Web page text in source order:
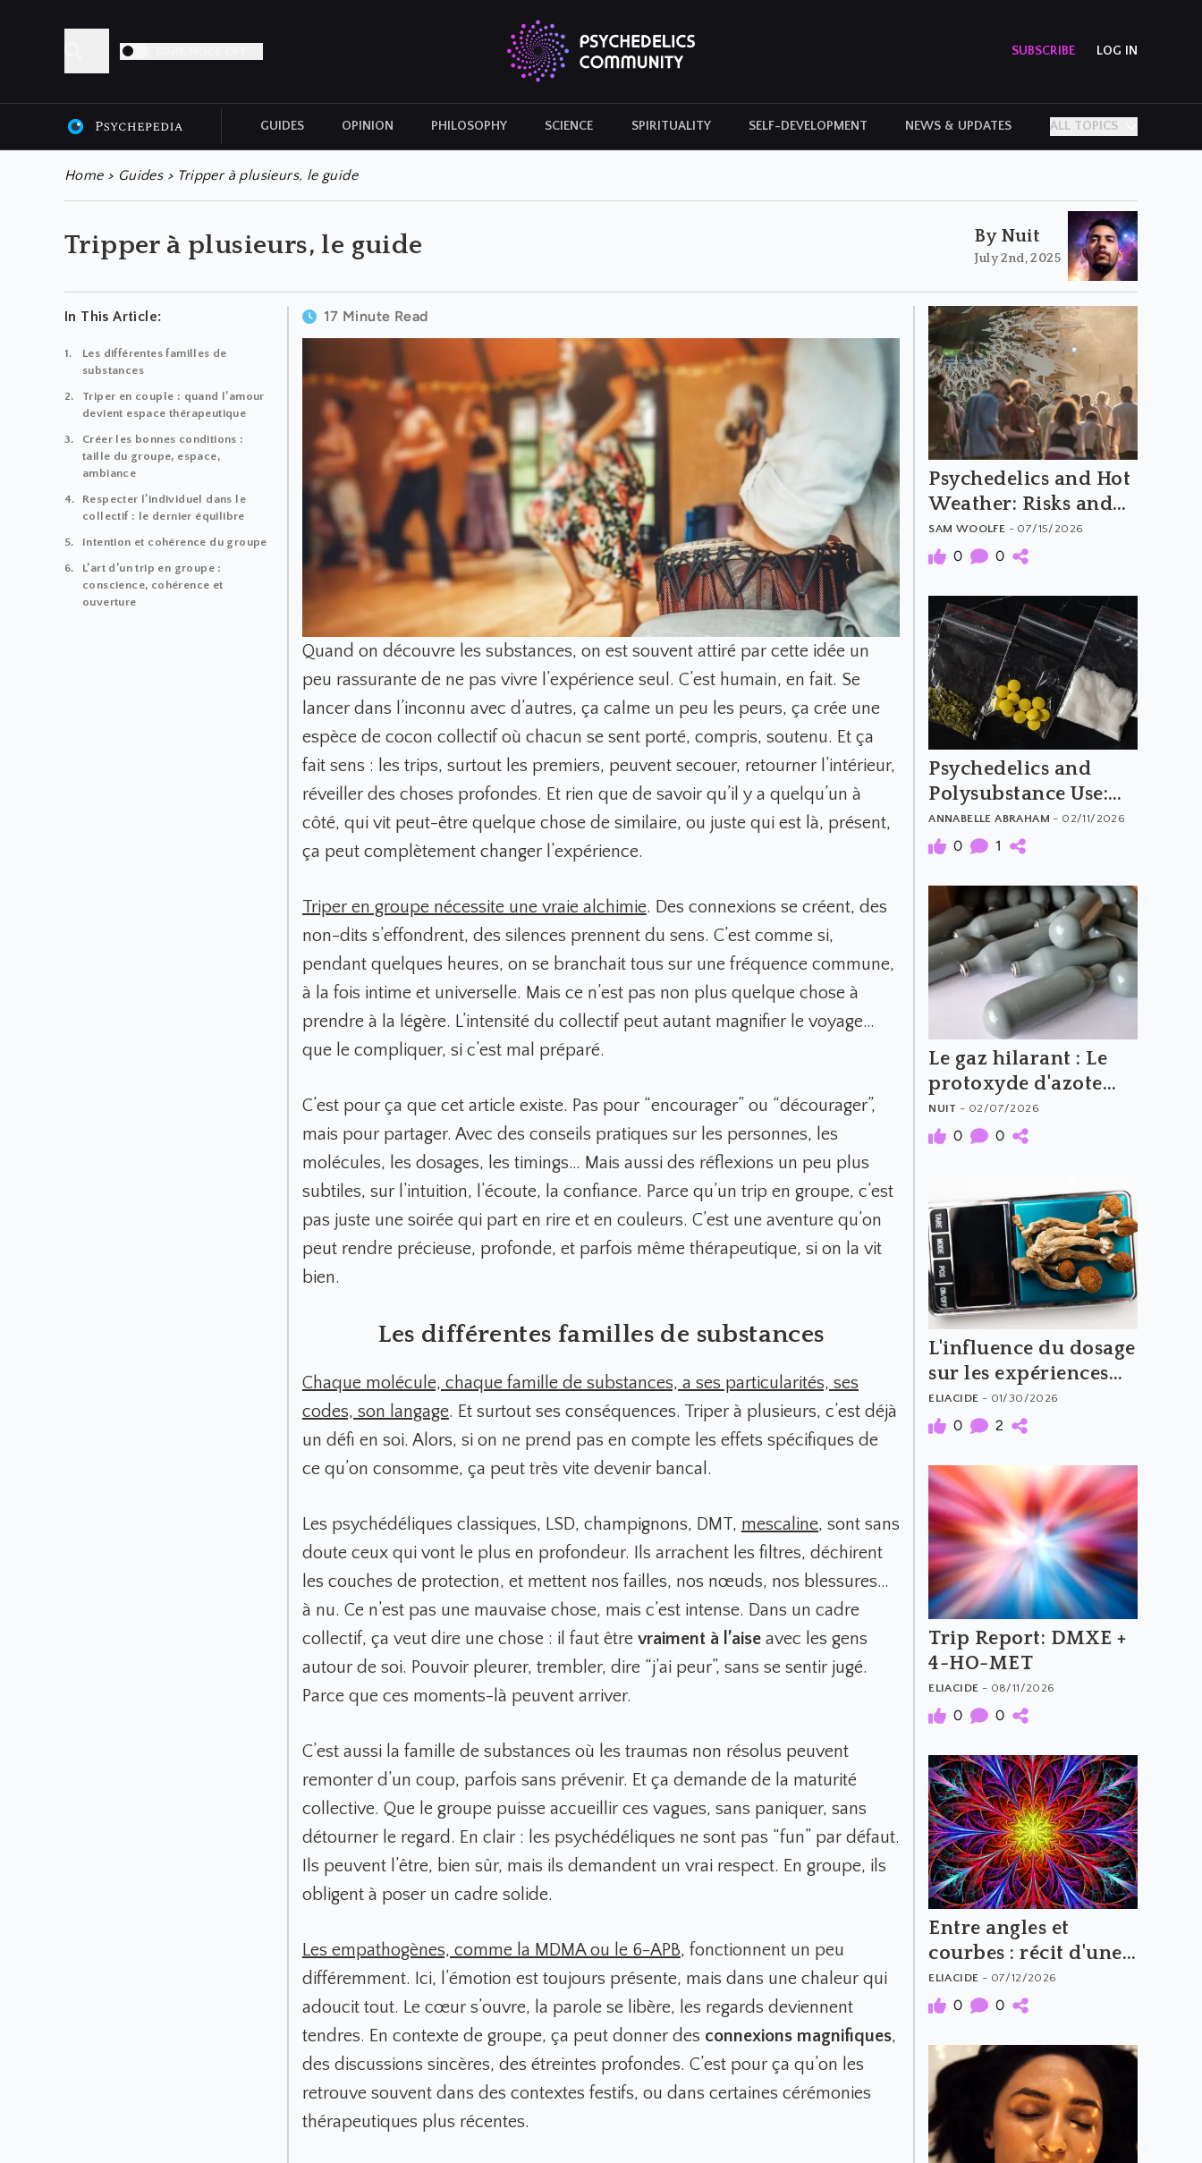
SUBSCRIBE LOG IN
GUIDES OPINION PHILOSOPHY SCIENCE SPIRITUALITY SELF-DEVELOPMENT NEWS & UPDATES ALL TOPICS
ALL ARTICLES CULTURAL ICONS HISTORY PERSONAL STORIES
Home > Guides> Tripper à plusieurs, le guide
Tripper à plusieurs, le guide By Nuit
July 2nd, 2025
In This Article:
Les différentes familles de
substances
Triper en couple : quand l’amour
devient espace thérapeutique
Créer les bonnes conditions :
taille du groupe, espace,
ambiance
Respecter l’individuel dans le
collectif : le dernier équilibre
Intention et cohérence du groupe
L’art d’un trip en groupe :
conscience, cohérence et
ouverture
17 Minute Read
Quand on découvre les substances, on est souvent attiré par cette idée un
peu rassurante de ne pas vivre l’expérience seul. C’est humain, en fait. Se
lancer dans l’inconnu avec d’autres, ça calme un peu les peurs, ça crée une
espèce de cocon collectif où chacun se sent porté, compris, soutenu. Et ça
fait sens : les trips, surtout les premiers, peuvent secouer, retourner l’intérieur,
réveiller des choses profondes. Et rien que de savoir qu’il y a quelqu’un à
côté, qui vit peut-être quelque chose de similaire, ou juste qui est là, présent,
ça peut complètement changer l’expérience.
Triper en groupe nécessite une vraie alchimie. Des connexions se créent, des
non-dits s’effondrent, des silences prennent du sens. C’est comme si,
pendant quelques heures, on se branchait tous sur une fréquence commune,
à la fois intime et universelle. Mais ce n’est pas non plus quelque chose à
prendre à la légère. L’intensité du collectif peut autant magnifier le voyage…
que le compliquer, si c’est mal préparé.
C’est pour ça que cet article existe. Pas pour “encourager” ou “décourager”,
mais pour partager. Avec des conseils pratiques sur les personnes, les
molécules, les dosages, les timings… Mais aussi des réflexions un peu plus
subtiles, sur l’intuition, l’écoute, la confiance. Parce qu’un trip en groupe, c’est
pas juste une soirée qui part en rire et en couleurs. C’est une aventure qu’on
peut rendre précieuse, profonde, et parfois même thérapeutique, si on la vit
bien.
Les différentes familles de substances
Chaque molécule, chaque famille de substances, a ses particularités, ses
codes, son langage. Et surtout ses conséquences. Triper à plusieurs, c’est déjà
un défi en soi. Alors, si on ne prend pas en compte les effets spécifiques de
ce qu’on consomme, ça peut très vite devenir bancal.
Les psychédéliques classiques, LSD, champignons, DMT, mescaline, sont sans
doute ceux qui vont le plus en profondeur. Ils arrachent les filtres, déchirent
les couches de protection, et mettent nos failles, nos nœuds, nos blessures…
à nu. Ce n’est pas une mauvaise chose, mais c’est intense. Dans un cadre
collectif, ça veut dire une chose : il faut être vraiment à l’aiseavec les gens
autour de soi. Pouvoir pleurer, trembler, dire “j’ai peur”, sans se sentir jugé.
Parce que ces moments-là peuvent arriver.
C’est aussi la famille de substances où les traumas non résolus peuvent
remonter d’un coup, parfois sans prévenir. Et ça demande de la maturité
collective. Que le groupe puisse accueillir ces vagues, sans paniquer, sans
détourner le regard. En clair : les psychédéliques ne sont pas “fun” par défaut.
Ils peuvent l’être, bien sûr, mais ils demandent un vrai respect. En groupe, ils
obligent à poser un cadre solide.
Les empathogènes, comme la MDMA ou le 6-APB, fonctionnent un peu
différemment. Ici, l’émotion est toujours présente, mais dans une chaleur qui
adoucit tout. Le cœur s’ouvre, la parole se libère, les regards deviennent
tendres. En contexte de groupe, ça peut donner des connexions magnifiques,
des discussions sincères, des étreintes profondes. C’est pour ça qu’on les
retrouve souvent dans des contextes festifs, ou dans certaines cérémonies
thérapeutiques plus récentes.
Psychedelics and Hot
Weather: Risks and
Harm Reduction
SAM WOOLFE - 07/15/2026
0 0
Psychedelics and
Polysubstance Use:
What to Avoid
ANNABELLE ABRAHAM - 02/11/2026
0 1
Le gaz hilarant : Le
protoxyde d'azote
(N2O)
NUIT - 02/07/2026
0 0
L'influence du dosage
sur les expériences
psychédéliques
(Partie 2)
ELIACIDE - 01/30/2026
0 2
Trip Report: DMXE +
4-HO-MET
ELIACIDE - 08/11/2026
0 0
Entre angles et
courbes : récit d'une
expérience au MXP
(100 mg)
ELIACIDE - 07/12/2026
0 0